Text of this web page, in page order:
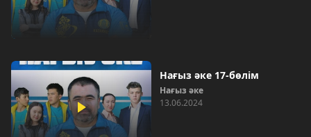
Нағыз әке 17-бөлім
Нағыз әке
13.06.2024